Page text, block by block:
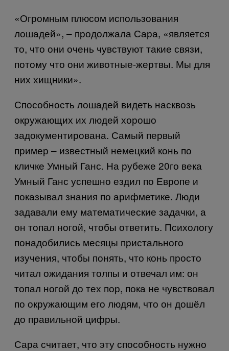
«Огромным плюсом использования
лошадей», – продолжала Сара, «является
то, что они очень чувствуют такие связи,
потому что они животные-жертвы. Мы для
них хищники».
Способность лошадей видеть насквозь
окружающих их людей хорошо
задокументирована. Самый первый
пример – известный немецкий конь по
кличке Умный Ганс. На рубеже 20го века
Умный Ганс успешно ездил по Европе и
показывал знания по арифметике. Люди
задавали ему математические задачки, а
он топал ногой, чтобы ответить. Психологу
понадобились месяцы пристального
изучения, чтобы понять, что конь просто
читал ожидания толпы и отвечал им: он
топал ногой до тех пор, пока не чувствовал
по окружающим его людям, что он дошёл
до правильной цифры.
Сара считает, что эту способность нужно